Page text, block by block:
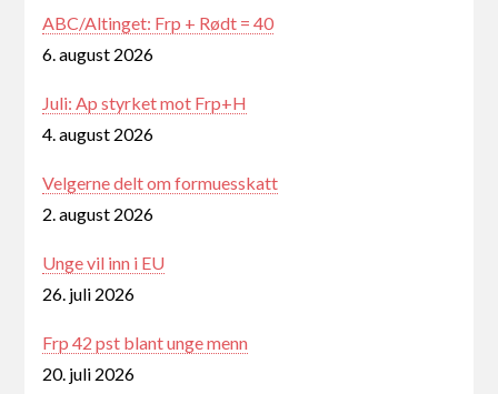
ABC/Altinget: Frp + Rødt = 40
6. august 2026
Juli: Ap styrket mot Frp+H
4. august 2026
Velgerne delt om formuesskatt
2. august 2026
Unge vil inn i EU
26. juli 2026
Frp 42 pst blant unge menn
20. juli 2026